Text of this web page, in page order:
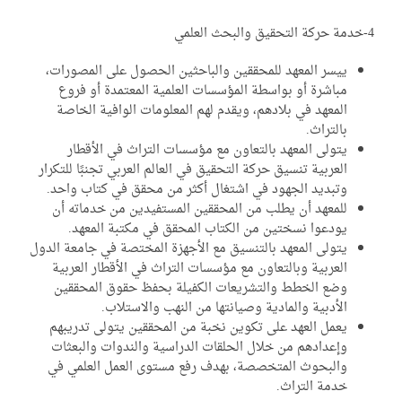
ييسر المعهد للمحققين والباحثين الحصول على المصورات،
مباشرة أو بواسطة المؤسسات العلمية المعتمدة أو فروع
المعهد في بلادهم، ويقدم لهم المعلومات الوافية الخاصة
بالتراث.
يتولى المعهد بالتعاون مع مؤسسات التراث في الأقطار
العربية تنسيق حركة التحقيق في العالم العربي تجنبًا للتكرار
وتبديد الجهود في اشتغال أكثر من محقق في كتاب واحد.
للمعهد أن يطلب من المحققين المستفيدين من خدماته أن
يودعوا نسختين من الكتاب المحقق في مكتبة المعهد.
يتولى المعهد بالتنسيق مع الأجهزة المختصة في جامعة الدول
العربية وبالتعاون مع مؤسسات التراث في الأقطار العربية
وضع الخطط والتشريعات الكفيلة بحفظ حقوق المحققين
الأدبية والمادية وصيانتها من النهب والاستلاب.
يعمل العهد على تكوين نخبة من المحققين يتولى تدريبهم
وإعدادهم من خلال الحلقات الدراسية والندوات والبعثات
والبحوث المتخصصة، بهدف رفع مستوى العمل العلمي في
خدمة التراث.